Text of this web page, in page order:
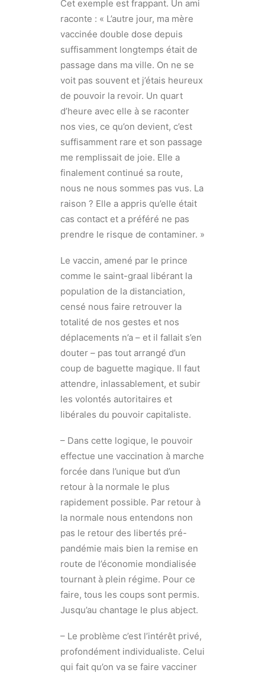
Cet exemple est frappant. Un ami
raconte : « L’autre jour, ma mère
vaccinée double dose depuis
suffisamment longtemps était de
passage dans ma ville. On ne se
voit pas souvent et j’étais heureux
de pouvoir la revoir. Un quart
d’heure avec elle à se raconter
nos vies, ce qu’on devient, c’est
suffisamment rare et son passage
me remplissait de joie. Elle a
finalement continué sa route,
nous ne nous sommes pas vus. La
raison ? Elle a appris qu’elle était
cas contact et a préféré ne pas
prendre le risque de contaminer. »
Le vaccin, amené par le prince
comme le saint-graal libérant la
population de la distanciation,
censé nous faire retrouver la
totalité de nos gestes et nos
déplacements n’a – et il fallait s’en
douter – pas tout arrangé d’un
coup de baguette magique. Il faut
attendre, inlassablement, et subir
les volontés autoritaires et
libérales du pouvoir capitaliste.
– Dans cette logique, le pouvoir
effectue une vaccination à marche
forcée dans l’unique but d’un
retour à la normale le plus
rapidement possible. Par retour à
la normale nous entendons non
pas le retour des libertés pré-
pandémie mais bien la remise en
route de l’économie mondialisée
tournant à plein régime. Pour ce
faire, tous les coups sont permis.
Jusqu’au chantage le plus abject.
– Le problème c’est l’intérêt privé,
profondément individualiste. Celui
qui fait qu’on va se faire vacciner